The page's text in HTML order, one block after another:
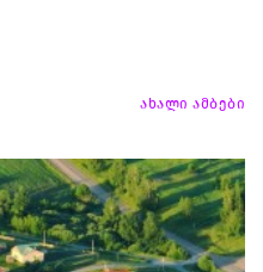
ახალი ამბები